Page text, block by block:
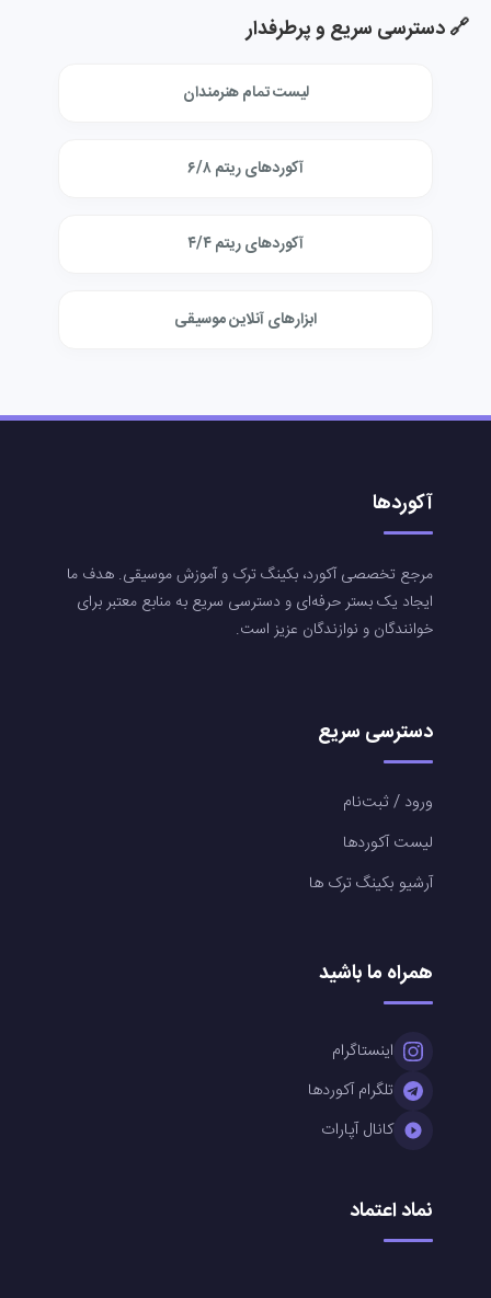
🔗 دسترسی سریع و پرطرفدار
لیست تمام هنرمندان
آکوردهای ریتم ۶/۸
آکوردهای ریتم ۴/۴
ابزارهای آنلاین موسیقی
آکوردها
مرجع تخصصی آکورد، بکینگ ترک و آموزش موسیقی. هدف ما
ایجاد یک بستر حرفه‌ای و دسترسی سریع به منابع معتبر برای
خوانندگان و نوازندگان عزیز است.
دسترسی سریع
ورود / ثبت‌نام
لیست آکوردها
آرشیو بکینگ ترک ها
همراه ما باشید
اینستاگرام
تلگرام آکوردها
کانال آپارات
نماد اعتماد